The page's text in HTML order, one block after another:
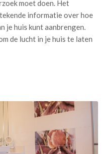
moet doen. Het
informatie over hoe
je huis kunt aanbrengen.
de lucht in je huis te laten